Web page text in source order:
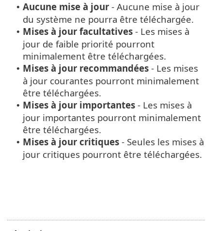
• Aucune mise à jour - Aucune mise à jour
du système ne pourra être téléchargée.
• Mises à jour facultatives - Les mises à
jour de faible priorité pourront
minimalement être téléchargées.
• Mises à jour recommandées - Les mises
à jour courantes pourront minimalement
être téléchargées.
• Mises à jour importantes - Les mises à
jour importantes pourront minimalement
être téléchargées.
• Mises à jour critiques - Seules les mises à
jour critiques pourront être téléchargées.